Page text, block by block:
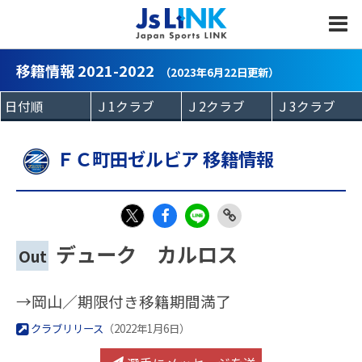
移籍情報 2021-2022 （2023年6月22日更新）
ＦＣ町田ゼルビア 移籍情報
eb
k
E
Copy
Out デューク カルロス
→岡山／期限付き移籍期間満了
クラブリリース （2022年1月6日）